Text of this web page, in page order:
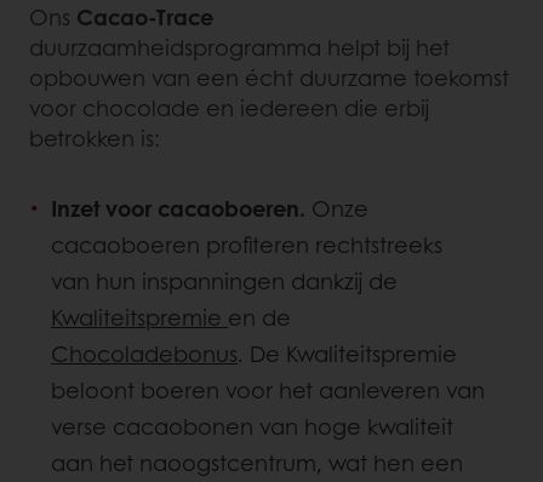
Ons Cacao-Trace
duurzaamheidsprogramma helpt bij het
opbouwen van een écht duurzame toekomst
voor chocolade en iedereen die erbij
betrokken is:
Inzet voor cacaoboeren. Onze
cacaoboeren profiteren rechtstreeks
van hun inspanningen dankzij de
Kwaliteitspremie en de
Chocoladebonus. De Kwaliteitspremie
beloont boeren voor het aanleveren van
verse cacaobonen van hoge kwaliteit
aan het naoogstcentrum, wat hen een